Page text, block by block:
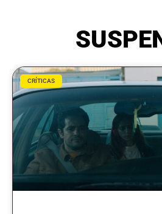
CRÍTICAS